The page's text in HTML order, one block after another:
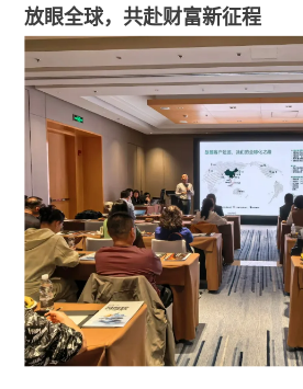
放眼全球，共赴财富新征程